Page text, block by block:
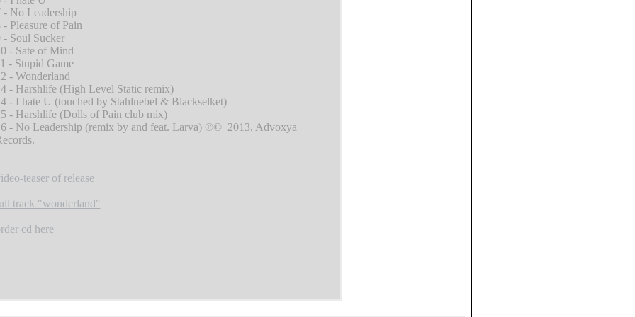
- No Leadership
- Pleasure of Pain
- Soul Sucker
- Sate of Mind
- Stupid Game
- Wonderland
- Harshlife (High Level Static remix)
- I hate U (touched by Stahlnebel & Blackselket)
- Harshlife (Dolls of Pain club mix)
- No Leadership (remix by and feat. Larva) ℗© 2013, Advoxya
teaser of release
track "wonderland"
cd here